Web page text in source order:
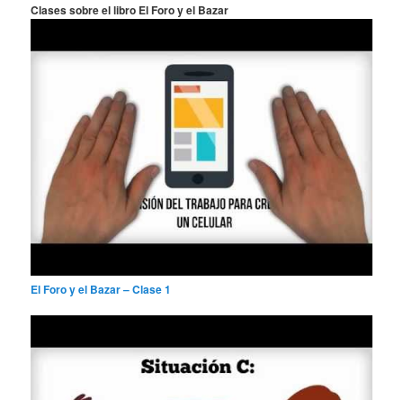
r
Clases sobre el libro El Foro y el Bazar
El Foro y el Bazar – Clase 1